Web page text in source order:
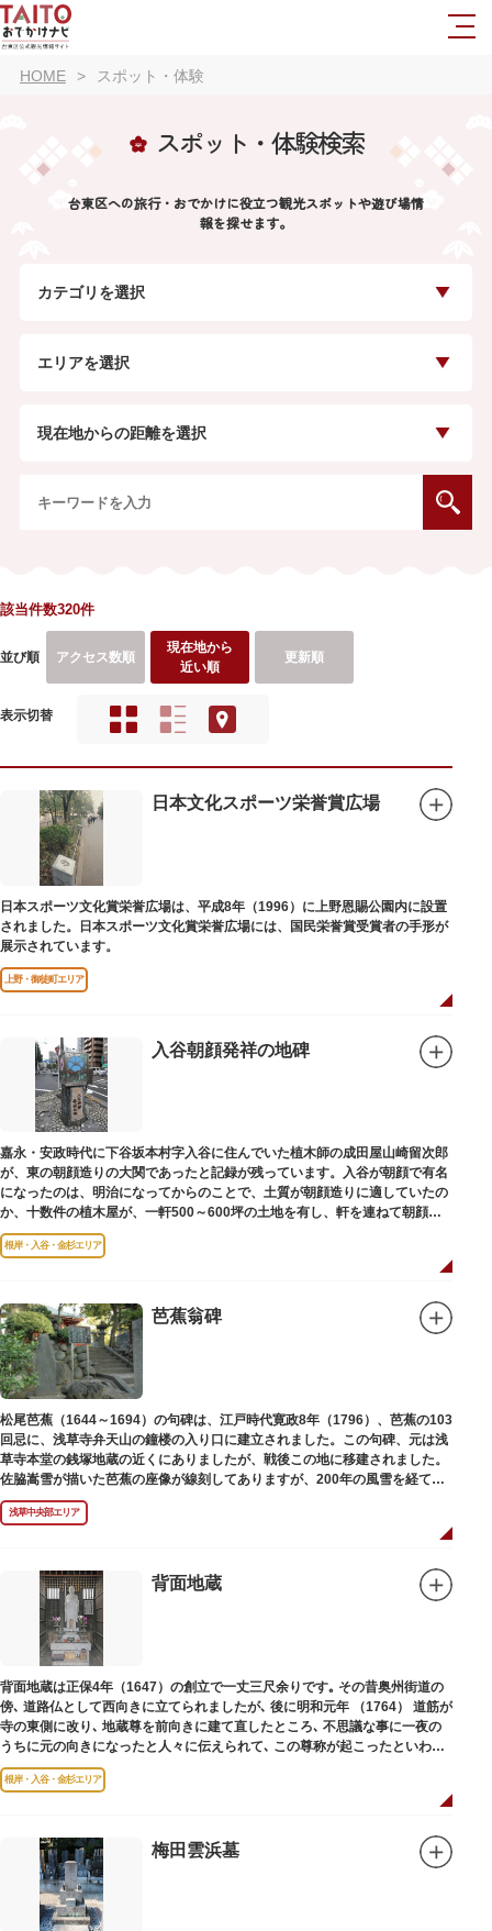
HOME スポット・体験
スポット・体験検索
台東区への旅行・おでかけに役立つ観光スポットや遊び場情
報を探せます。
カテゴリを選択
エリアを選択
現在地からの距離を選択
該当件数320件
並び順 アクセス数順
現在地から
近い順
更新順
表示切替
日本文化スポーツ栄誉賞広場
日本スポーツ文化賞栄誉広場は、平成8年（1996）に上野恩賜公園内に設置
されました。日本スポーツ文化賞栄誉広場には、国民栄誉賞受賞者の手形が
展示されています。
上野・御徒町エリア
入谷朝顔発祥の地碑
嘉永・安政時代に下谷坂本村字入谷に住んでいた植木師の成田屋山崎留次郎
が、東の朝顔造りの大関であったと記録が残っています。入谷が朝顔で有名
になったのは、明治になってからのことで、土質が朝顔造りに適していたの
か、十数件の植木屋が、一軒500～600坪の土地を有し、軒を連ねて朝顔造
りをはじめました。
根岸・入谷・金杉エリア
芭蕉翁碑
松尾芭蕉（1644～1694）の句碑は、江戸時代寛政8年（1796）、芭蕉の103
回忌に、浅草寺弁天山の鐘楼の入り口に建立されました。この句碑、元は浅
草寺本堂の銭塚地蔵の近くにありましたが、戦後この地に移建されました。
佐脇嵩雪が描いた芭蕉の座像が線刻してありますが、200年の風雪を経て、
碑石も欠損し、碑面の判読も困難となっています。
浅草中央部エリア
背面地蔵
背面地蔵は正保4年（1647）の創立で一丈三尺余りです｡ その昔奥州街道の
傍､ 道路仏として西向きに立てられましたが､ 後に明和元年 （1764） 道筋が
寺の東側に改り､ 地蔵尊を前向きに建て直したところ､ 不思議な事に一夜の
うちに元の向きになったと人々に伝えられて､ この尊称が起こったといわれ
ています｡薬王寺（やくおうじ）にあります。
根岸・入谷・金杉エリア
梅田雲浜墓